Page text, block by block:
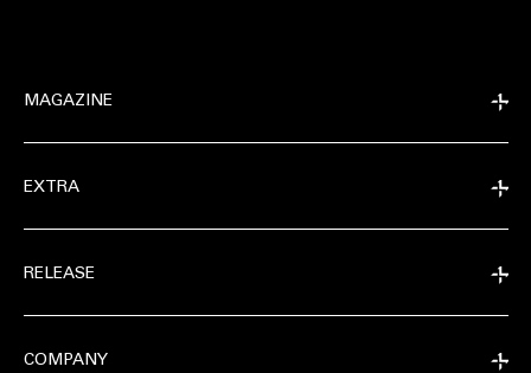
MAGAZINE
EXTRA
RELEASE
COMPANY